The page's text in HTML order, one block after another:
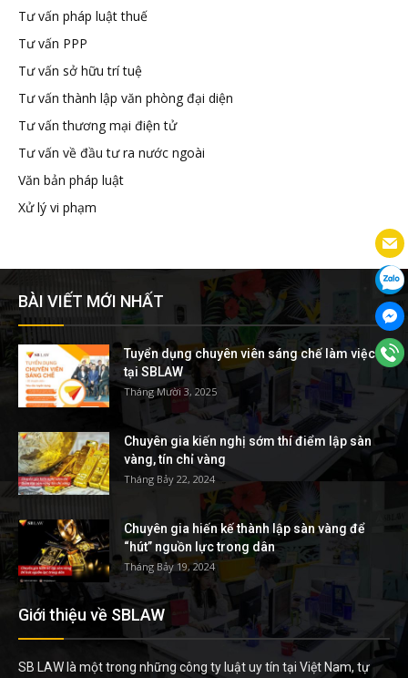
Tư vấn pháp luật thuế
Tư vấn PPP
Tư vấn sở hữu trí tuệ
Tư vấn thành lập văn phòng đại diện
Tư vấn thương mại điện tử
Tư vấn về đầu tư ra nước ngoài
Văn bản pháp luật
Xử lý vi phạm
BÀI VIẾT MỚI NHẤT
Tuyển dụng chuyên viên sáng chế làm việc
tại SBLAW
Tháng Mười 3, 2025
Chuyên gia kiến nghị sớm thí điểm lập sàn
vàng, tín chỉ vàng
Tháng Bảy 22, 2024
Chuyên gia hiến kế thành lập sàn vàng để
“hút” nguồn lực trong dân
Tháng Bảy 19, 2024
Giới thiệu về SBLAW
SB LAW là một trong những công ty luật uy tín tại Việt Nam, tự